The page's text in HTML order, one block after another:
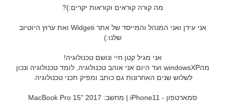
מה קורה קוראים וקוראות יקרים:)?
אני עידן ואני המנהל והמייסד של אתר Widgeti ואת ערוץ היוטיוב
שלנו:)
אני מגיל קטן חיי ונושם טכנולוגיה!
מהwindowsXP ועד היום אני אוהב טכנולוגיה, לומד טכנולוגיה ונכון
לשלוש שנים האחרונות גם כותב ומפיק תכני טכנולוגיה.
סמארטפון - iPhone11 | מחשב: MacBook Pro 15" 2017